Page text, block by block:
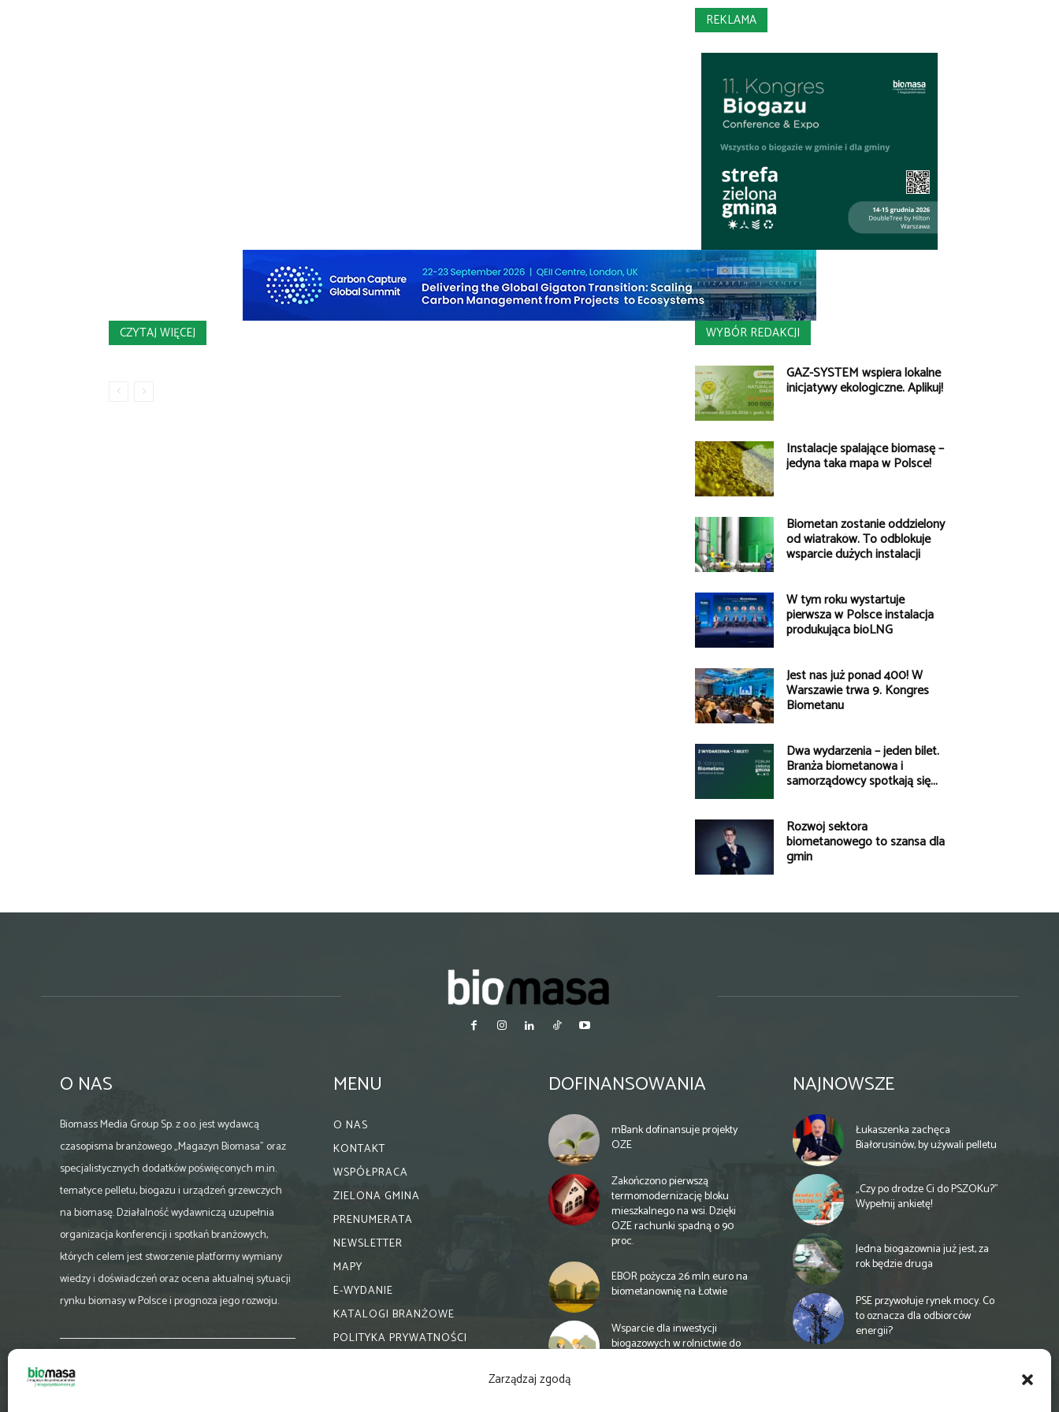
Zarządzaj zgodą
REKLAMA
CZYTAJ WIĘCEJ WYBÓR REDAKCJI
GAZ-SYSTEM wspiera lokalne
inicjatywy ekologiczne. Aplikuj!
Instalacje spalające biomasę –
jedyna taka mapa w Polsce!
Biometan zostanie oddzielony
od wiatraków. To odblokuje
wsparcie dużych instalacji
W tym roku wystartuje
pierwsza w Polsce instalacja
produkująca bioLNG
Jest nas już ponad 400! W
Warszawie trwa 9. Kongres
Biometanu
Dwa wydarzenia – jeden bilet.
Branża biometanowa i
samorządowcy spotkają się...
Rozwój sektora
biometanowego to szansa dla
gmin
O NAS
Biomass Media Group Sp. z o.o. jest wydawcą
czasopisma branżowego „Magazyn Biomasa” oraz
specjalistycznych dodatków poświęconych m.in.
tematyce pelletu, biogazu i urządzeń grzewczych
na biomasę. Działalność wydawniczą uzupełnia
organizacja konferencji i spotkań branżowych,
których celem jest stworzenie platformy wymiany
wiedzy i doświadczeń oraz ocena aktualnej sytuacji
rynku biomasy w Polsce i prognoza jego rozwoju.
biuro@magazynbiomasa.pl
MENU
O NAS
KONTAKT
WSPÓŁPRACA
ZIELONA GMINA
PRENUMERATA
NEWSLETTER
MAPY
E-WYDANIE
KATALOGI BRANŻOWE
POLITYKA PRYWATNOŚCI
DOFINANSOWANIA
mBank dofinansuje projekty
OZE
Zakończono pierwszą
termomodernizację bloku
mieszkalnego na wsi. Dzięki
OZE rachunki spadną o 90
proc.
EBOR pożycza 26 mln euro na
biometanownię na Łotwie
Wsparcie dla inwestycji
biogazowych w rolnictwie do
NAJNOWSZE
Łukaszenka zachęca
Białorusinów, by używali pelletu
„Czy po drodze Ci do PSZOKu?”
Wypełnij ankietę!
Jedna biogazownia już jest, za
rok będzie druga
PSE przywołuje rynek mocy. Co
to oznacza dla odbiorców
energii?